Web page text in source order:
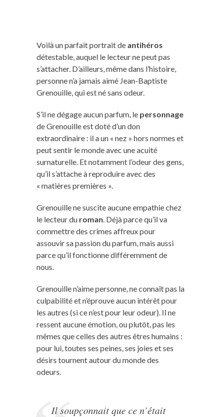
Voilà un parfait portrait de antihéros
détestable, auquel le lecteur ne peut pas
s’attacher. D’ailleurs, même dans l’histoire,
personne n’a jamais aimé Jean-Baptiste
Grenouille, qui est né sans odeur.
S’il ne dégage aucun parfum, le personnage
de Grenouille est doté d’un don
extraordinaire : il a un « nez » hors normes et
peut sentir le monde avec une acuité
surnaturelle. Et notamment l’odeur des gens,
qu’il s’attache à reproduire avec des
« matières premières ».
Grenouille ne suscite aucune empathie chez
le lecteur du roman. Déjà parce qu’il va
commettre des crimes affreux pour
assouvir sa passion du parfum, mais aussi
parce qu’il fonctionne différemment de
nous.
Grenouille n’aime personne, ne connaît pas la
culpabilité et n’éprouve aucun intérêt pour
les autres (si ce n’est pour leur odeur). Il ne
ressent aucune émotion, ou plutôt, pas les
mêmes que celles des autres êtres humains :
pour lui, toutes ses peines, ses joies et ses
désirs tournent autour du monde des
odeurs.
Il soupçonnait que ce n’était